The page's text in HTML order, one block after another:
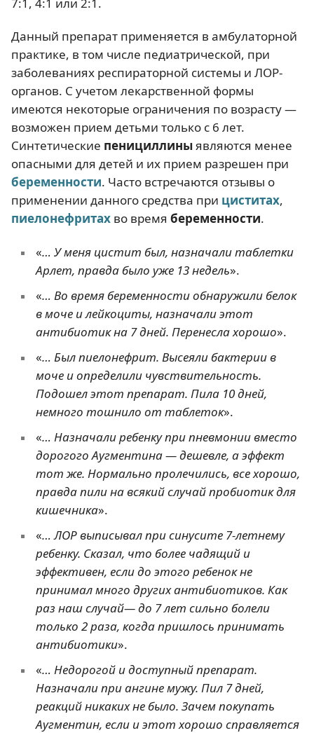
Данный препарат применяется в амбулаторной
практике, в том числе педиатрической, при
заболеваниях респираторной системы и ЛОР-
органов. С учетом лекарственной формы
имеются некоторые ограничения по возрасту —
возможен прием детьми только с 6 лет.
Синтетические пенициллиныявляются менее
опасными для детей и их прием разрешен при
беременности. Часто встречаются отзывы о
применении данного средства при циститах,
пиелонефритах во время беременности.
«… У меня цистит был, назначали таблетки
Арлет, правда было уже 13 недель».
«… Во время беременности обнаружили белок
в моче и лейкоциты, назначали этот
антибиотик на 7 дней. Перенесла хорошо».
«… Был пиелонефрит. Высеяли бактерии в
моче и определили чувствительность.
Подошел этот препарат. Пила 10 дней,
немного тошнило от таблеток».
«… Назначали ребенку при пневмонии вместо
дорогого Аугментина — дешевле, а эффект
тот же. Нормально пролечились, все хорошо,
правда пили на всякий случай пробиотик для
кишечника».
«… ЛОР выписывал при синусите 7-летнему
ребенку. Сказал, что более чадящий и
эффективен, если до этого ребенок не
принимал много других антибиотиков. Как
раз наш случай— до 7 лет сильно болели
только 2 раза, когда пришлось принимать
антибиотики».
«… Недорогой и доступный препарат.
Назначали при ангине мужу. Пил 7 дней,
реакций никаких не было. Зачем покупать
Аугментин, если и этот хорошо справляется